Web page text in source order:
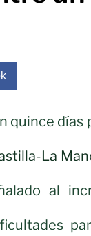
quince
La
al